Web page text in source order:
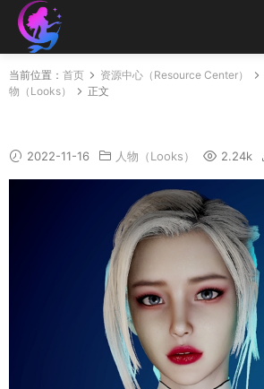
当前位置： 首页 资源中心（Resource Center）
物（Looks）
正文
2022-11-16 人物（Looks） 2.24k